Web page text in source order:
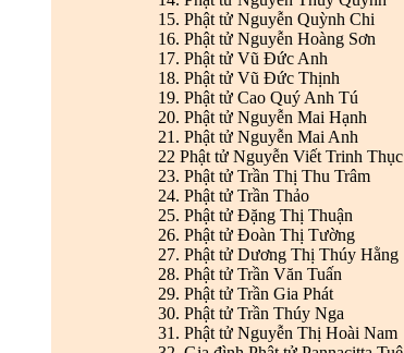
15. Phật tử Nguyễn Quỳnh Chi
16. Phật tử Nguyễn Hoàng Sơn
17. Phật tử Vũ Đức Anh
18. Phật tử Vũ Đức Thịnh
19. Phật tử Cao Quý Anh Tú
20. Phật tử Nguyễn Mai Hạnh
21. Phật tử Nguyễn Mai Anh
22 Phật tử Nguyễn Viết Trinh Thục
23. Phật tử Trần Thị Thu Trâm
24. Phật tử Trần Thảo
25. Phật tử Đặng Thị Thuận
26. Phật tử Đoàn Thị Tường
27. Phật tử Dương Thị Thúy Hằng
28. Phật tử Trần Văn Tuấn
29. Phật tử Trần Gia Phát
30. Phật tử Trần Thúy Nga
31. Phật tử Nguyễn Thị Hoài Nam